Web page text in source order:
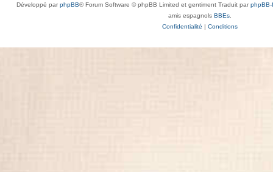
Développé parphpBB® Forum Software © phpBB Limited et gentiment Traduit parphpBB-
amis espagnols BBEs.
Confidentialité | Conditions